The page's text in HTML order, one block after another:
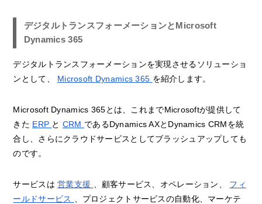
デジタルトランスフォーメーションとMicrosoft
Dynamics 365
デジタルトランスフォーメーションを実現させるソリューショ
ンとして、 Microsoft Dynamics 365 を紹介します。
Microsoft Dynamics 365とは、これまでMicrosoftが提供して
きた ERP と CRM であるDynamics AXとDynamics CRMを統
合し、さらにクラウドサービスとしてブラッシュアップしても
のです。
サービスは営業支援 、顧客サービス、オペレーション、 フィ
ールドサービス
、プロジェクトサービスの自動化、マーケテ